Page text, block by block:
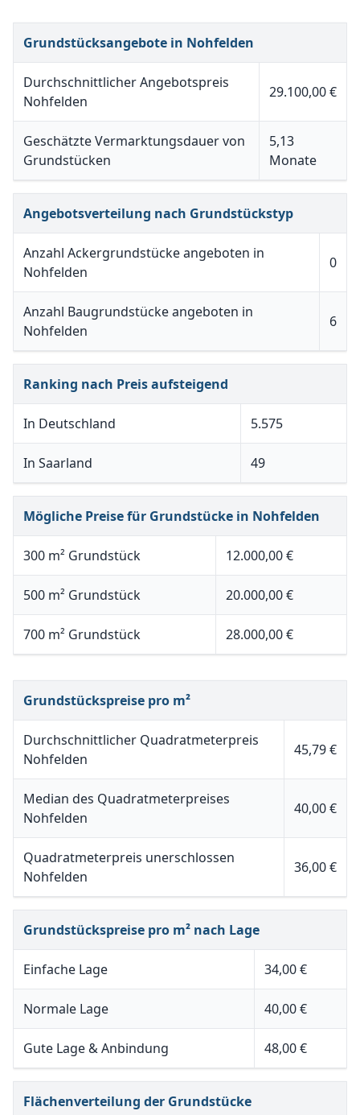
Grundstücksangebote in Nohfelden
Durchschnittlicher Angebotspreis
Nohfelden
29.100,00 €
Geschätzte Vermarktungsdauer von
Grundstücken
5,13
Monate
Angebotsverteilung nach Grundstückstyp
Anzahl Ackergrundstücke angeboten in
Nohfelden
0
Anzahl Baugrundstücke angeboten in
Nohfelden
6
Ranking nach Preis aufsteigend
In Deutschland 5.575
In Saarland 49
Mögliche Preise für Grundstücke in Nohfelden
300 m² Grundstück 12.000,00 €
500 m² Grundstück 20.000,00 €
700 m² Grundstück 28.000,00 €
Grundstückspreise pro m²
Durchschnittlicher Quadratmeterpreis
Nohfelden
45,79 €
Median des Quadratmeterpreises
Nohfelden
40,00 €
Quadratmeterpreis unerschlossen
Nohfelden
36,00 €
Grundstückspreise pro m² nach Lage
Einfache Lage 34,00 €
Normale Lage 40,00 €
Gute Lage & Anbindung 48,00 €
Flächenverteilung der Grundstücke